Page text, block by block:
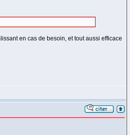
en cas de besoin, et tout aussi efficace